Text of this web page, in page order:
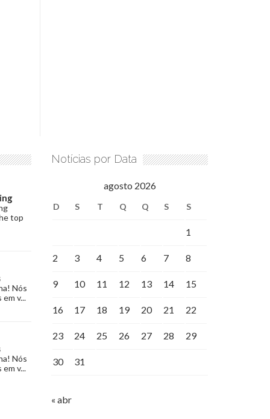
top
Nós
v...
Nós
v...
Notícias por Data
agosto 2026
D S T Q Q S S
1
2 3 4 5 6 7 8
9 10 11 12 13 14 15
16 17 18 19 20 21 22
23 24 25 26 27 28 29
30 31
« abr